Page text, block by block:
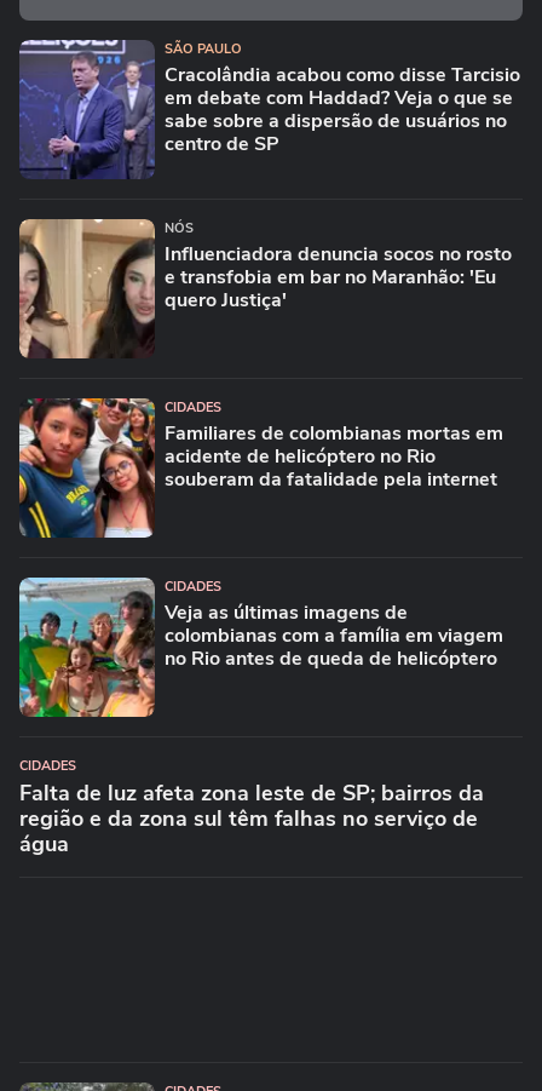
SÃO PAULO
Cracolândia acabou como disse Tarcisio
em debate com Haddad? Veja o que se
sabe sobre a dispersão de usuários no
centro de SP
NÓS
Influenciadora denuncia socos no rosto
e transfobia em bar no Maranhão: 'Eu
quero Justiça'
CIDADES
Familiares de colombianas mortas em
acidente de helicóptero no Rio
souberam da fatalidade pela internet
CIDADES
Veja as últimas imagens de
colombianas com a família em viagem
no Rio antes de queda de helicóptero
CIDADES
Falta de luz afeta zona leste de SP; bairros da
região e da zona sul têm falhas no serviço de
água